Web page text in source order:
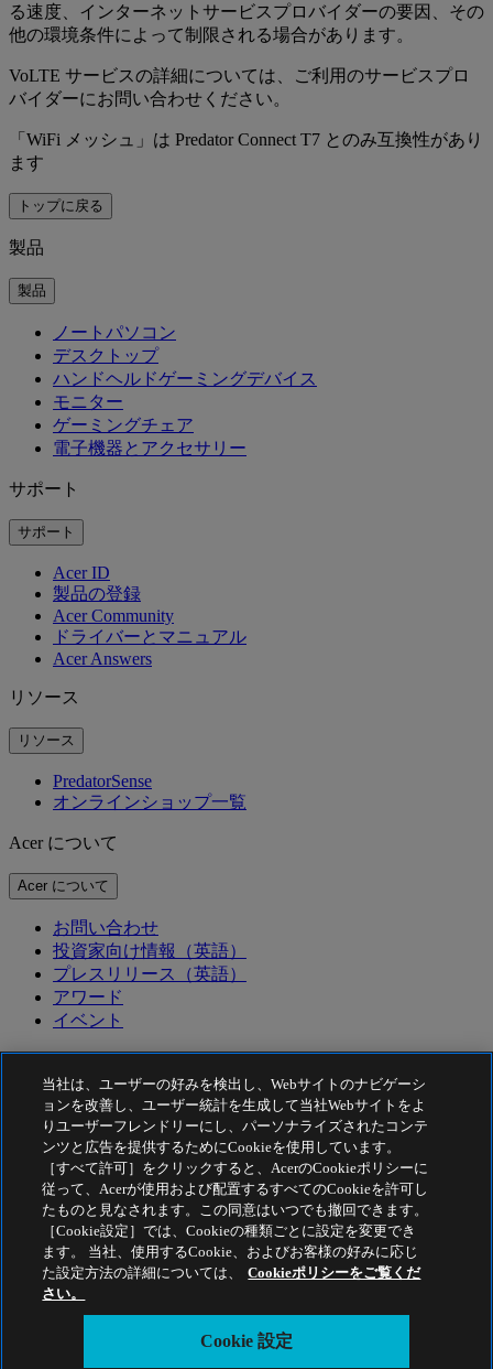
る速度、インターネットサービスプロバイダーの要因、その
他の環境条件によって制限される場合があります。
VoLTE サービスの詳細については、ご利用のサービスプロ
バイダーにお問い合わせください。
「WiFi メッシュ」は Predator Connect T7 とのみ互換性があり
ます
トップに戻る
製品
製品
ノートパソコン
デスクトップ
ハンドヘルドゲーミングデバイス
モニター
ゲーミングチェア
電子機器とアクセサリー
サポート
サポート
Acer ID
製品の登録
Acer Community
ドライバーとマニュアル
Acer Answers
リソース
リソース
PredatorSense
オンラインショップ一覧
Acer について
Acer について
お問い合わせ
投資家向け情報（英語）
プレスリリース（英語）
アワード
イベント
サステナビリティ
企業の社会的責任
カーボンフットプリントについて
Project Humanity
Earthion
プライバシーポリシー
Cookie ポリシー
法的通知
Acer 法的情報
アクセシビリティポリシー
Cookie 設定
当社は、ユーザーの好みを検出し、Webサイトのナビゲーシ
ョンを改善し、ユーザー統計を生成して当社Webサイトをよ
りユーザーフレンドリーにし、パーソナライズされたコンテ
ンツと広告を提供するためにCookieを使用しています。
［すべて許可］をクリックすると、AcerのCookieポリシーに
従って、Acerが使用および配置するすべてのCookieを許可し
たものと見なされます。この同意はいつでも撤回できます。
［Cookie設定］では、Cookieの種類ごとに設定を変更でき
ます。 当社、使用するCookie、およびお客様の好みに応じ
た設定方法の詳細については、
Cookieポリシーをご覧くだ
さい。
Cookie 設定